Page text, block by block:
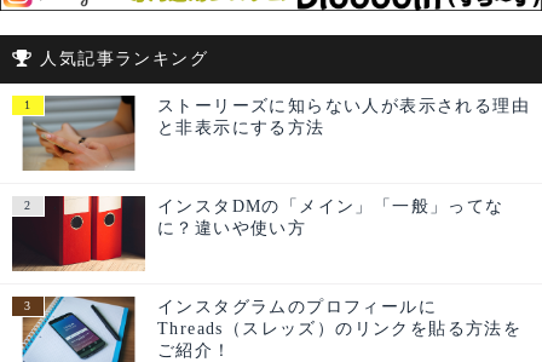
人気記事ランキング
ストーリーズに知らない人が表示される理由
と非表示にする方法
インスタDMの「メイン」「一般」ってな
に？違いや使い方
インスタグラムのプロフィールに
Threads（スレッズ）のリンクを貼る方法を
ご紹介！